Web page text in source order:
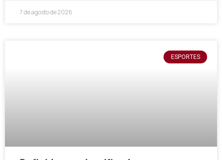
7 de agosto de 2026
ESPORTES